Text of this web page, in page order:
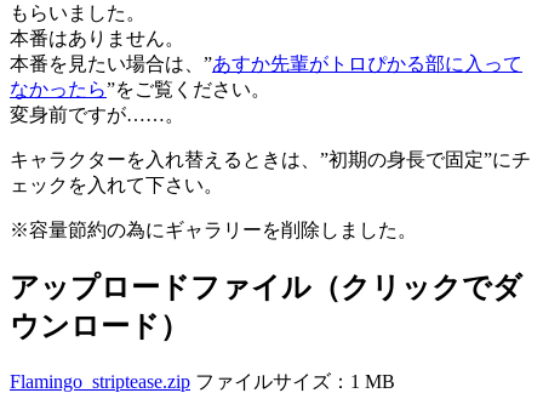
もらいました。
本番はありません。
本番を見たい場合は、”あすか先輩がトロぴかる部に入って
なかったら”をご覧ください。
変身前ですが……。
キャラクターを入れ替えるときは、”初期の身長で固定”にチ
ェックを入れて下さい。
※容量節約の為にギャラリーを削除しました。
アップロードファイル（クリックでダ
ウンロード）
Flamingo_striptease.zip ファイルサイズ：1 MB